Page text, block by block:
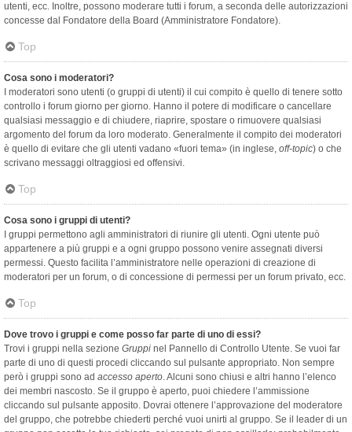
utenti, ecc. Inoltre, possono moderare tutti i forum, a seconda delle autorizzazioni
concesse dal Fondatore della Board (Amministratore Fondatore).
Top
Cosa sono i moderatori?
I moderatori sono utenti (o gruppi di utenti) il cui compito è quello di tenere sotto
controllo i forum giorno per giorno. Hanno il potere di modificare o cancellare
qualsiasi messaggio e di chiudere, riaprire, spostare o rimuovere qualsiasi
argomento del forum da loro moderato. Generalmente il compito dei moderatori
è quello di evitare che gli utenti vadano «fuori tema» (in inglese, off-topic) o che
scrivano messaggi oltraggiosi ed offensivi.
Top
Cosa sono i gruppi di utenti?
I gruppi permettono agli amministratori di riunire gli utenti. Ogni utente può
appartenere a più gruppi e a ogni gruppo possono venire assegnati diversi
permessi. Questo facilita l’amministratore nelle operazioni di creazione di
moderatori per un forum, o di concessione di permessi per un forum privato, ecc.
Top
Dove trovo i gruppi e come posso far parte di uno di essi?
Trovi i gruppi nella sezione Gruppi nel Pannello di Controllo Utente. Se vuoi far
parte di uno di questi procedi cliccando sul pulsante appropriato. Non sempre
però i gruppi sono ad accesso aperto. Alcuni sono chiusi e altri hanno l’elenco
dei membri nascosto. Se il gruppo è aperto, puoi chiedere l’ammissione
cliccando sul pulsante apposito. Dovrai ottenere l’approvazione del moderatore
del gruppo, che potrebbe chiederti perché vuoi unirti al gruppo. Se il leader di un